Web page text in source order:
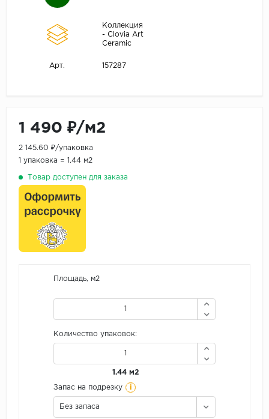
Коллекция
- Clovia Art
Ceramic
Арт. 157287
1 490 ₽/м2
2 145.60 ₽/упаковка
1 упаковка = 1.44 м2
Товар доступен для заказа
Площадь, м2
Количество упаковок:
1.44 м2
Запас на подрезку i
Без запаса